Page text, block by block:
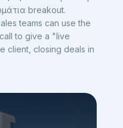
breakout.
teams can use the
to give a "live
client, closing deals in